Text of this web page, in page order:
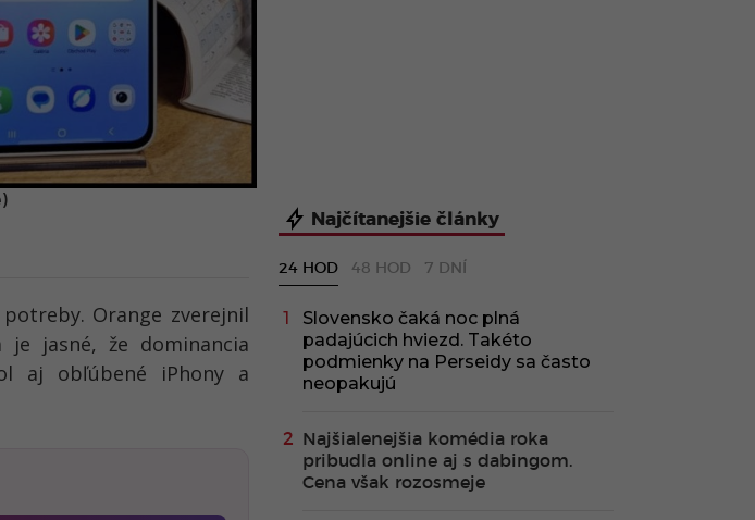
Orange zverejnil
jasné, že dominancia
aj obľúbené iPhony a
Najčítanejšie články
24 HOD 48 HOD 7 DNÍ
Slovensko čaká noc plná
padajúcich hviezd. Takéto
podmienky na Perseidy sa často
neopakujú
Najšialenejšia komédia roka
pribudla online aj s dabingom.
Cena však rozosmeje